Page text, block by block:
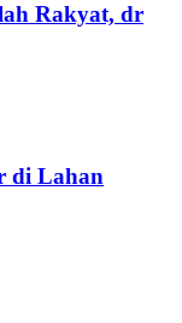
Rakyat, dr
di Lahan